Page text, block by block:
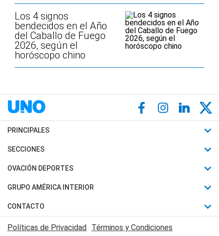
Los 4 signos
bendecidos en el Año
del Caballo de Fuego
2026, según el
horóscopo chino
PRINCIPALES
Últimas Noticias
Política
Judiciales
Economia
SECCIONES
Horóscopo
Motores
Trucos caseros
Series y Películas
OVACIÓN DEPORTES
Fútbol
Mundial
Automovilismo
Rugby
GRUPO AMÉRICA INTERIOR
Canal 7 en Vivo
CONTACTO
Acerca de Nosotros
Políticas de Privacidad Términos y Condiciones